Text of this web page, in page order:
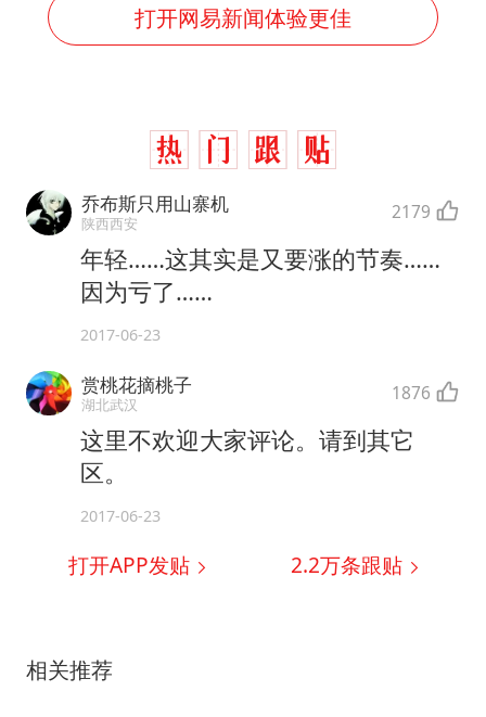
打开网易新闻体验更佳
乔布斯只用山寨机
陕西西安 2179
年轻……这其实是又要涨的节奏……
因为亏了……
2017-06-23
赏桃花摘桃子
湖北武汉 1876
这里不欢迎大家评论。请到其它
区。
2017-06-23
打开APP发贴 2.2万条跟贴
相关推荐